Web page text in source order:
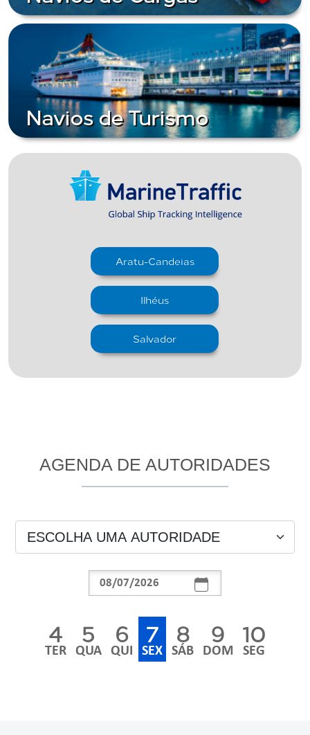
Navios de Turismo
Aratu-Candeias
Ilhéus
Salvador
AGENDA DE AUTORIDADES
4
TER
5
QUA
6
QUI
7
SEX
8
SÁB
9
DOM
10
SEG